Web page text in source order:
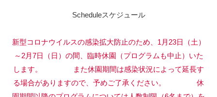
Scheduleスケジュール
新型コロナウイルスの感染拡大防止のため、1月23日（土）
～2月7日（日）の間、臨時休園（プログラムも中止）いた
します。
また休園期間は感染状況によって延長す
る場合がありますので、予めご了承ください。
休